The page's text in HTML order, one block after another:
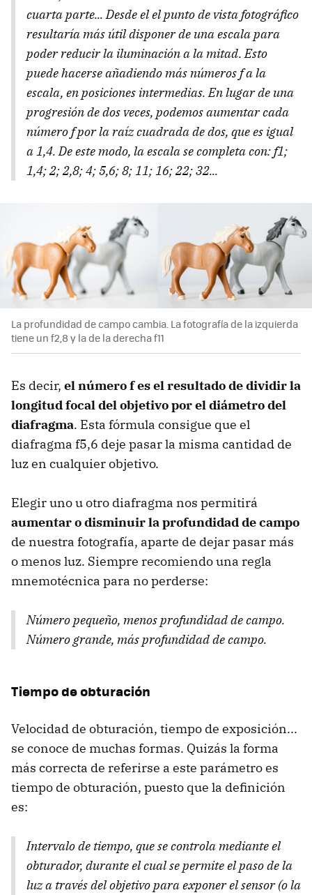
cuarta parte... Desde el el punto de vista fotográfico
resultaría más útil disponer de una escala para
poder reducir la iluminación a la mitad. Esto
puede hacerse añadiendo más números f a la
escala, en posiciones intermedias. En lugar de una
progresión de dos veces, podemos aumentar cada
número f por la raíz cuadrada de dos, que es igual
a 1,4. De este modo, la escala se completa con: f1;
1,4; 2; 2,8; 4; 5,6; 8; 11; 16; 22; 32...
La profundidad de campo cambia. La fotografía de la izquierda
tiene un f2,8 y la de la derecha f11
Es decir, el número f es el resultado de dividir la
longitud focal del objetivo por el diámetro del
diafragma. Esta fórmula consigue que el
diafragma f5,6 deje pasar la misma cantidad de
luz en cualquier objetivo.
Elegir uno u otro diafragma nos permitirá
aumentar o disminuir la profundidad de campo
de nuestra fotografía, aparte de dejar pasar más
o menos luz. Siempre recomiendo una regla
mnemotécnica para no perderse:
Número pequeño, menos profundidad de campo.
Número grande, más profundidad de campo.
Tiempo de obturación
Velocidad de obturación, tiempo de exposición...
se conoce de muchas formas. Quizás la forma
más correcta de referirse a este parámetro es
tiempo de obturación, puesto que la definición
es:
Intervalo de tiempo, que se controla mediante el
obturador, durante el cual se permite el paso de la
luz a través del objetivo para exponer el sensor (o la